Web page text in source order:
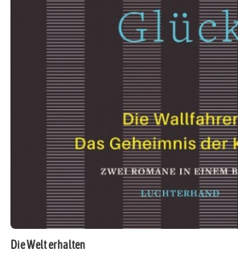
Die Welt erhalten